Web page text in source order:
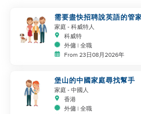
需要盡快招聘說英語的管
家庭 - 科威特人
科威特
外傭 | 全職
From 23日08月2026年
堡山的中國家庭尋找幫手
家庭 - 中國人
香港
外傭 | 全職